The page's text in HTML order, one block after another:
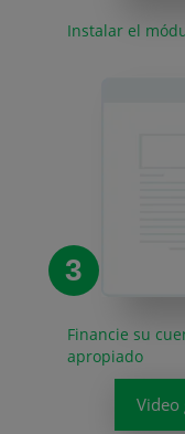
Instalar el
3
Financie su
apropiado
Video